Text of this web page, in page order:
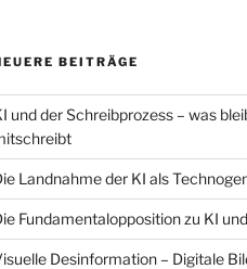
BEITRÄGE
und der Schreibprozess – was
Landnahme der KI als
Fundamentalopposition zu KI
Desinformation – Digitale